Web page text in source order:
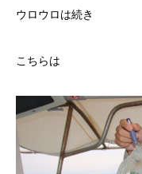
ウロウロは続き
こちらは